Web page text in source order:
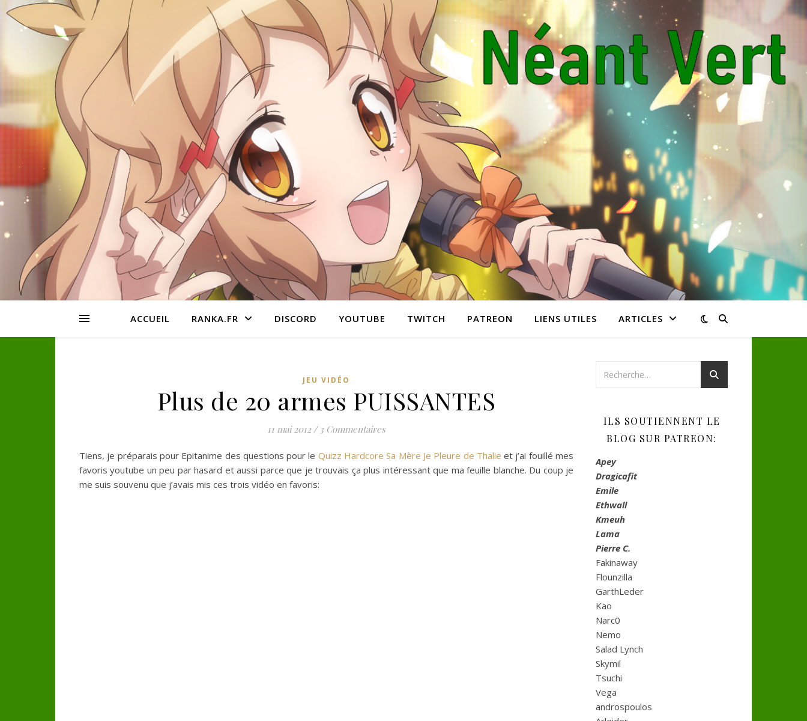
ACCUEIL RANKA.FR DISCORD YOUTUBE TWITCH PATREON LIENS UTILES ARTICLES
JEU VIDÉO
Plus de 20 armes PUISSANTES
11 mai 2012 / 3 Commentaires
Tiens, je préparais pour Epitanime des questions pour le Quizz Hardcore Sa Mère Je Pleure de Thalie et j’ai fouillé mes
favoris youtube un peu par hasard et aussi parce que je trouvais ça plus intéressant que ma feuille blanche. Du coup je
me suis souvenu que j’avais mis ces trois vidéo en favoris:
ILS SOUTIENNENT LE
BLOG SUR PATREON:
Apey
Dragicafit
Emile
Ethwall
Kmeuh
Lama
Pierre C.
Fakinaway
Flounzilla
GarthLeder
Kao
Narc0
Nemo
Salad Lynch
Skymil
Tsuchi
Vega
androspoulos